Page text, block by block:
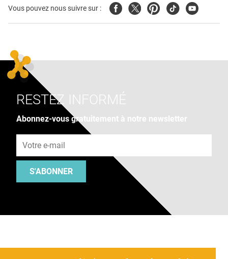
Vous pouvez nous suivre sur : FacebookTwitterPinterest
TiktokYoutube
RESTEZ INFORMÉ
Abonnez-vous gratuitement à notre newsletter
S'ABONNER